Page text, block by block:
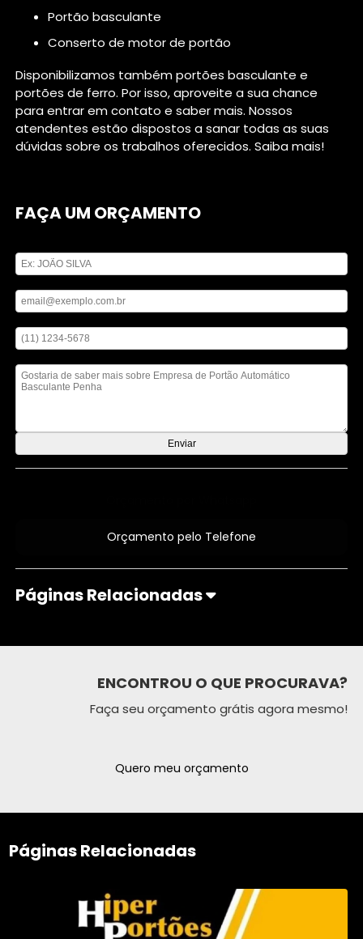
portão basculante
conserto de motor de portão
Disponibilizamos também portões basculante e
portões de ferro. Por isso, aproveite a sua chance
para entrar em contato e saber mais. Nossos
atendentes estão dispostos a sanar todas as suas
dúvidas sobre os trabalhos oferecidos. Saiba mais!
FAÇA UM ORÇAMENTO
Orçamento pelo Telefone
Páginas Relacionadas
ENCONTROU O QUE PROCURAVA?
Faça seu orçamento grátis agora mesmo!
Quero meu orçamento
Páginas Relacionadas